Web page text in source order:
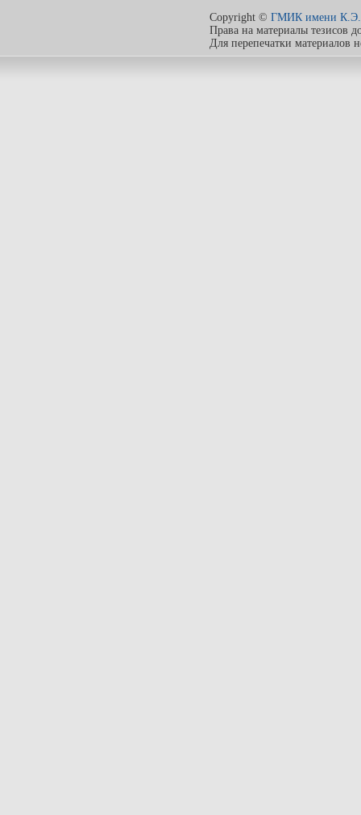
Copyright © ГМИК имени К.Э.
Права на материалы тезисов
Для перепечатки материалов